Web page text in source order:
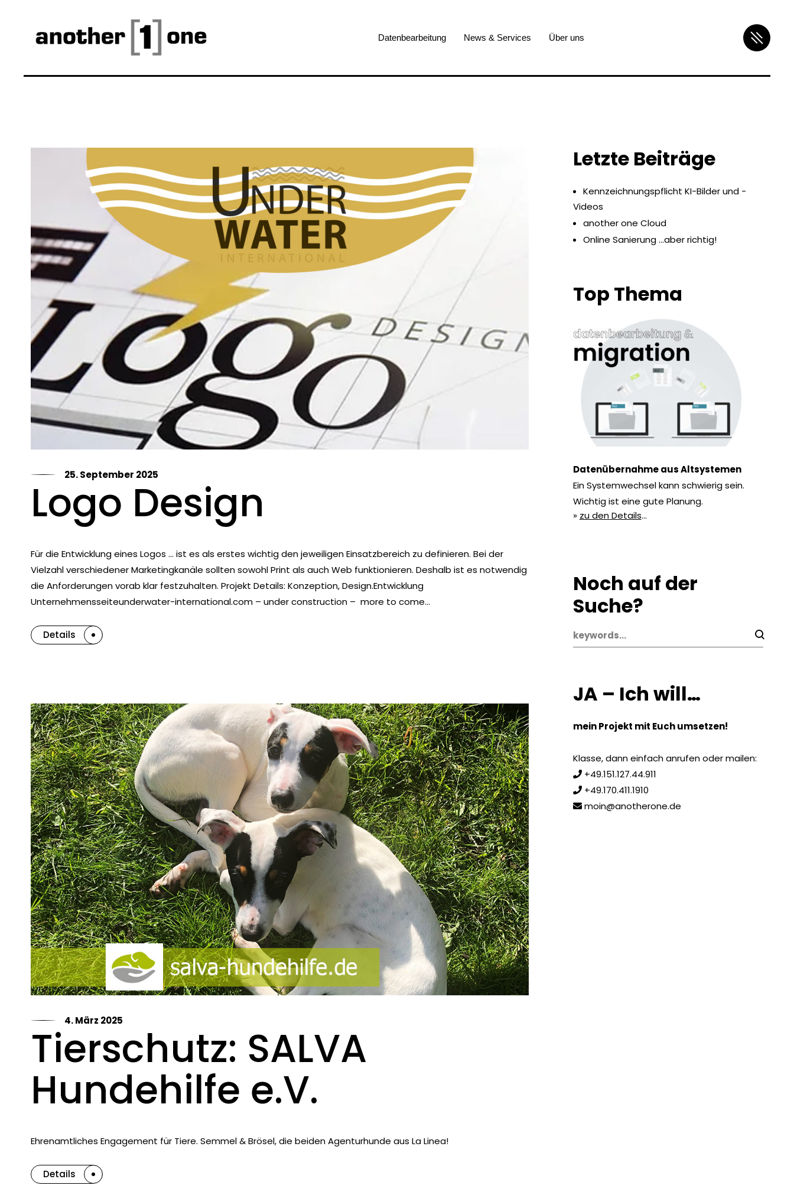
Datenbearbeitung News & Services Über uns
25. September 2025
Logo Design
Für die Entwicklung eines Logos … ist es als erstes wichtig den jeweiligen Einsatzbereich zu definieren. Bei der
Vielzahl verschiedener Marketingkanäle sollten sowohl Print als auch Web funktionieren. Deshalb ist es notwendig
die Anforderungen vorab klar festzuhalten. Projekt Details: Konzeption, Design.Entwicklung
Unternehmensseiteunderwater-international.com – under construction – more to come…
Details
4. März 2025
Tierschutz: SALVA
Hundehilfe e.V.
Ehrenamtliches Engagement für Tiere. Semmel & Brösel, die beiden Agenturhunde aus La Linea!
Details
Letzte Beiträge
Kennzeichnungspflicht KI-Bilder und -
Videos
another one Cloud
Online Sanierung …aber richtig!
Top Thema
Datenübernahme aus Altsystemen
Ein Systemwechsel kann schwierig sein.
Wichtig ist eine gute Planung.
» zu den Details…
Noch auf der
Suche?
JA – Ich will…
mein Projekt mit Euch umsetzen!
Klasse, dann einfach anrufen oder mailen:
+49.151.127.44.911
+49.170.411.1910
moin@anotherone.de